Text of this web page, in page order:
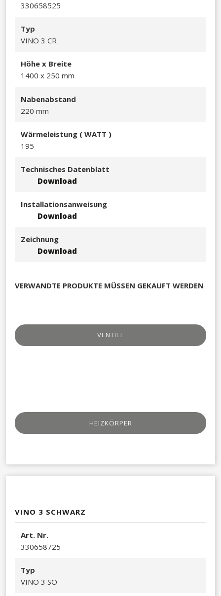
330658525​
Typ
VINO 3 CR​
Hö​he x Breite
1400 x 250 mm​​
Nabenabstand
220 mm
Wä​rmeleistung ( WATT )
195
Technisches Datenblatt
Download
Installationsanweisung
Download
Zeichnung
Download
VERWANDTE PRODUKTE MÜSSEN GEKAUFT WERDEN
VENTILE​
HEIZKÖRPER
VINO 3 SCHWARZ
A​rt. Nr.
330658725​
Typ
VINO 3 SO​